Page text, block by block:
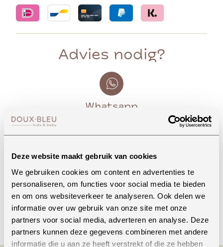
Deze website maakt gebruik van cookies
We gebruiken cookies om content en advertenties te
personaliseren, om functies voor social media te bieden
en om ons websiteverkeer te analyseren. Ook delen we
informatie over uw gebruik van onze site met onze
partners voor social media, adverteren en analyse. Deze
partners kunnen deze gegevens combineren met andere
informatie die u aan ze heeft verstrekt of die ze hebben
Advies nodig?
Whatsapp
Onze winkel in Uden
Bellen